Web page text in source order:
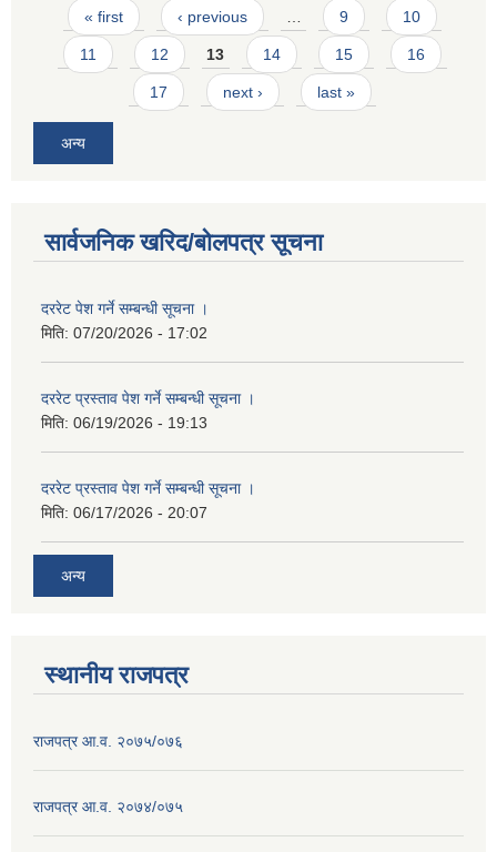
Pages
« first ‹ previous 9 10
11 12 13 14 15 16
17 next › last »
अन्य
सार्वजनिक खरिद/बोलपत्र सूचना
दररेट पेश गर्ने सम्बन्धी सूचना ।
मिति: 07/20/2026 - 17:02
दररेट प्रस्ताव पेश गर्ने सम्बन्धी सूचना ।
मिति: 06/19/2026 - 19:13
दररेट प्रस्ताव पेश गर्ने सम्बन्धी सूचना ।
मिति: 06/17/2026 - 20:07
अन्य
स्थानीय राजपत्र
राजपत्र आ.व. २०७५/०७६
राजपत्र आ.व. २०७४/०७५